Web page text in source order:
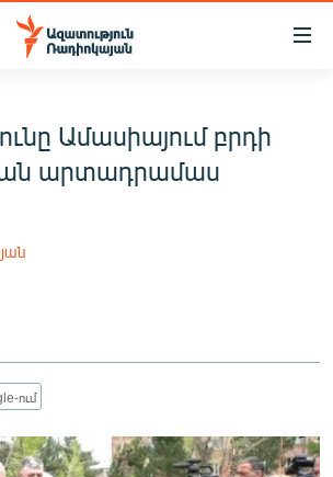
Ամասիայում բրդի
արտադրամաս
ում